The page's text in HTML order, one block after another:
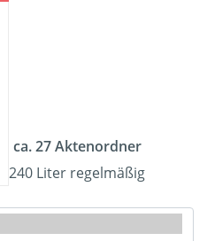
ca. 27 Aktenordner
240 Liter regelmäßig